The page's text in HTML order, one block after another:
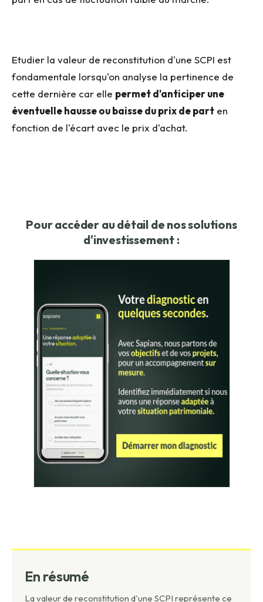
Etudier la valeur de reconstitution d'une SCPI est
fondamentale lorsqu'on analyse la pertinence de
cette dernière car elle permet d'anticiper une
éventuelle hausse ou baisse du prix de part en
fonction de l'écart avec le prix d'achat.
Pour accéder au détail de nos solutions
d'investissement :
En résumé
La valeur de reconstitution d'une SCPI représente ce